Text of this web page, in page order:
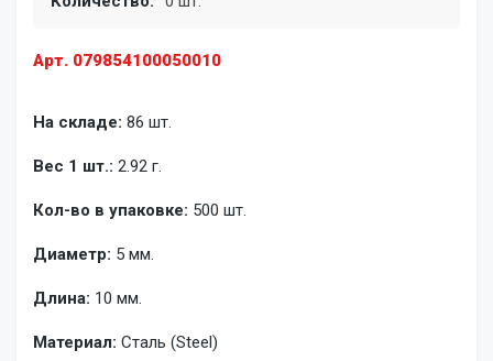
Арт. 079854100050010
На складе: 86 шт.
Вес 1 шт.: 2.92 г.
Кол-во в упаковке: 500 шт.
Диаметр: 5 мм.
Длина: 10 мм.
Материал: Сталь (Steel)